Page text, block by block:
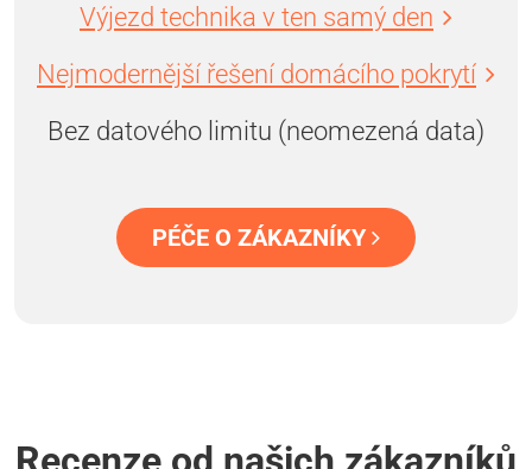
Výjezd technika v ten samý den
Nejmodernější řešení domácího pokrytí
Bez datového limitu (neomezená data)
PÉČE O ZÁKAZNÍKY